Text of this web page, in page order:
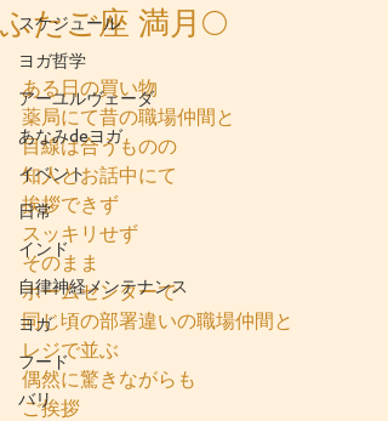
スケジュール
ヨガ哲学
アーユルヴェーダ
あなみdeヨガ
イベント
日常
インド
自律神経メンテナンス
ヨガ
フード
バリ
ふたご座 満月🌕
ある日の買い物
薬局にて昔の職場仲間と
目線は合うものの
知人とお話中にて
挨拶できず
スッキリせず
そのまま
ホームセンターで
同じ頃の部署違いの職場仲間と
レジで並ぶ
偶然に驚きながらも
ご挨拶